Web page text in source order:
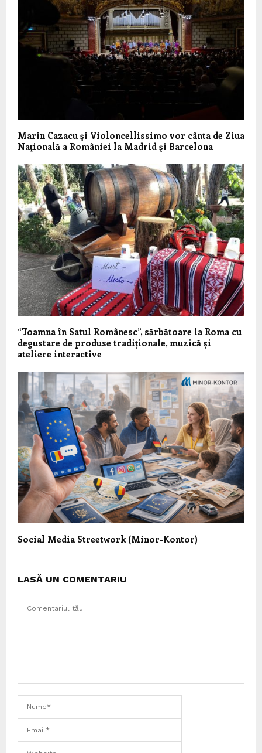
Marin Cazacu şi Violoncellissimo vor cânta de Ziua
Naţională a României la Madrid şi Barcelona
“Toamna în Satul Românesc”, sărbătoare la Roma cu
degustare de produse tradiționale, muzică și
ateliere interactive
Social Media Streetwork (Minor-Kontor)
LASĂ UN COMENTARIU